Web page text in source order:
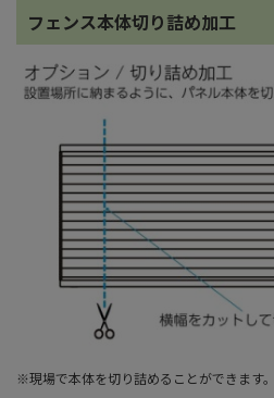
フェンス本体切り詰め加工
※現場で本体を切り詰めることができます。